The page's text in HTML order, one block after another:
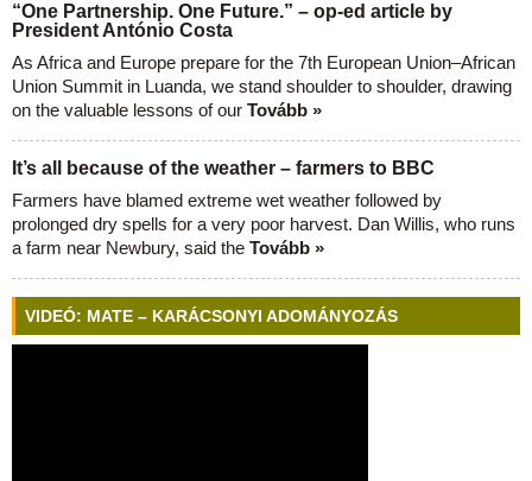
“One Partnership. One Future.” – op-ed article by
President António Costa
As Africa and Europe prepare for the 7th European Union–African
Union Summit in Luanda, we stand shoulder to shoulder, drawing
on the valuable lessons of our Tovább »
It’s all because of the weather – farmers to BBC
Farmers have blamed extreme wet weather followed by
prolonged dry spells for a very poor harvest. Dan Willis, who runs
a farm near Newbury, said the Tovább »
VIDEÓ: MATE – KARÁCSONYI ADOMÁNYOZÁS